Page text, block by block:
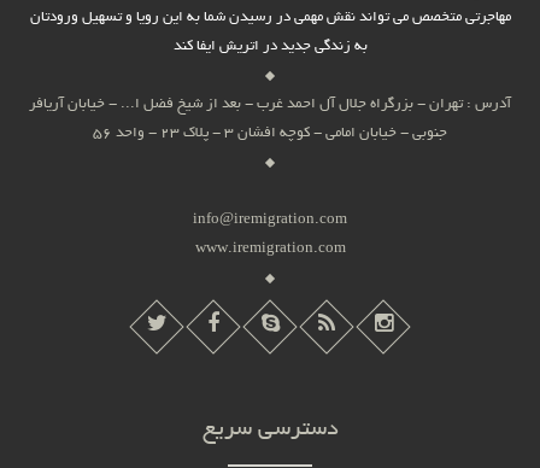
مهاجرتی متخصص می تواند نقش مهمی در رسیدن شما به این رویا و تسهیل ورودتان
به زندگی جدید در اتریش ایفا کند
آدرس : تهران - بزرگراه جلال آل احمد غرب - بعد از شیخ فضل ا... - خیابان آریافر
جنوبی - خیابان امامی - کوچه افشان 3 - پلاک 23 - واحد 56
info@iremigration.com
www.iremigration.com
دسترسی سریع